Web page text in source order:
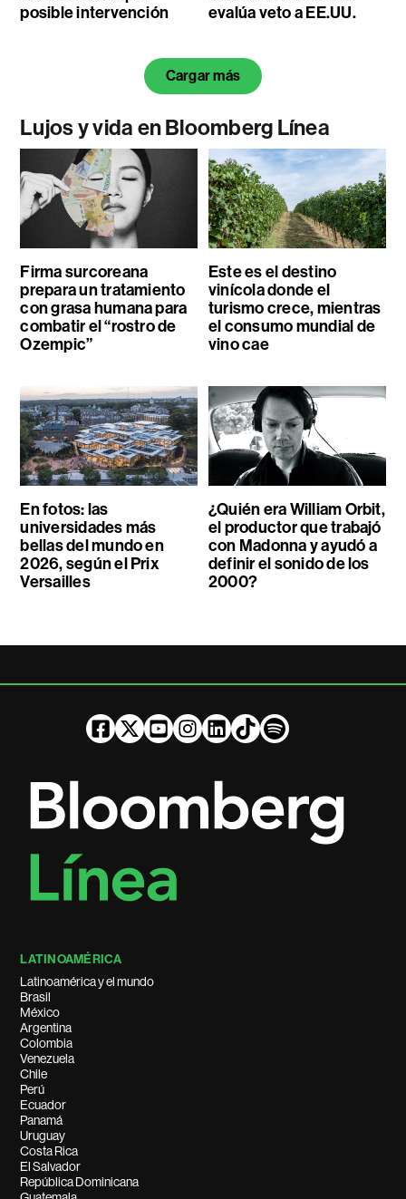
posible intervención
evalúa veto a EE.UU.
Cargar más
Lujos y vida en Bloomberg Línea
Firma surcoreana
prepara un tratamiento
con grasa humana para
combatir el “rostro de
Ozempic”
Este es el destino
vinícola donde el
turismo crece, mientras
el consumo mundial de
vino cae
En fotos: las
universidades más
bellas del mundo en
2026, según el Prix
Versailles
¿Quién era William Orbit,
el productor que trabajó
con Madonna y ayudó a
definir el sonido de los
2000?
LATINOAMÉRICA
Latinoamérica y el mundo
Brasil
México
Argentina
Colombia
Venezuela
Chile
Perú
Ecuador
Panamá
Uruguay
Costa Rica
El Salvador
República Dominicana